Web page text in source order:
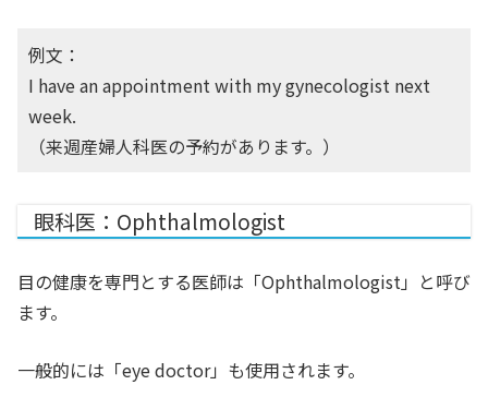
例文：
I have an appointment with my gynecologist next
week.
（来週産婦人科医の予約があります。）
眼科医：Ophthalmologist
目の健康を専門とする医師は「Ophthalmologist」と呼び
ます。
一般的には「eye doctor」も使用されます。